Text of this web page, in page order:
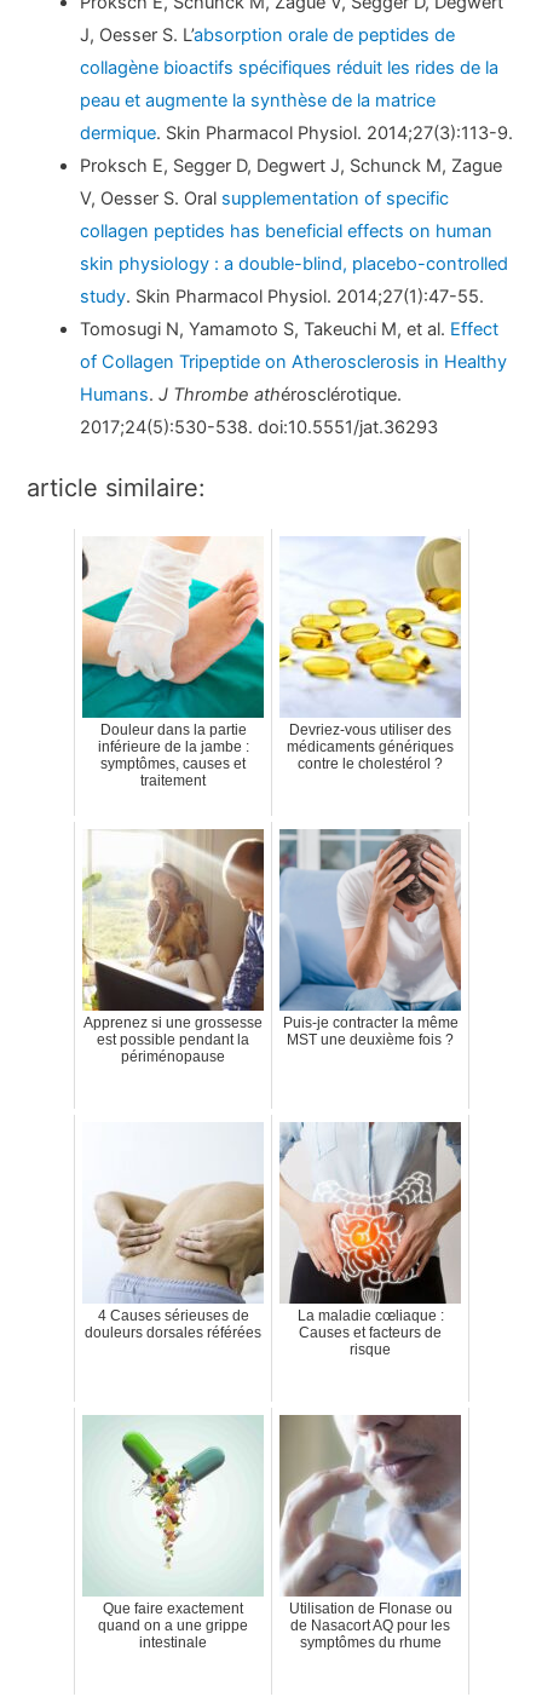
J, Oesser S. L’absorption orale de peptides de
collagène bioactifs spécifiques réduit les rides de la
peau et augmente la synthèse de la matrice
dermique. Skin Pharmacol Physiol. 2014;27(3):113-9.
Proksch E, Segger D, Degwert J, Schunck M, Zague
V, Oesser S. Oral supplementation of specific
collagen peptides has beneficial effects on human
skin physiology : a double-blind, placebo-controlled
study. Skin Pharmacol Physiol. 2014;27(1):47-55.
Tomosugi N, Yamamoto S, Takeuchi M, et al. Effect
of Collagen Tripeptide on Atherosclerosis in Healthy
Humans.J Thrombe athérosclérotique.
2017;24(5):530-538. doi:10.5551/jat.36293
article similaire:
Douleur dans la partie
inférieure de la jambe :
symptômes, causes et
traitement
Devriez-vous utiliser des
médicaments génériques
contre le cholestérol ?
Apprenez si une grossesse
est possible pendant la
périménopause
Puis-je contracter la même
MST une deuxième fois ?
4 Causes sérieuses de
douleurs dorsales référées
La maladie cœliaque :
Causes et facteurs de
risque
Que faire exactement
quand on a une grippe
intestinale
Utilisation de Flonase ou
de Nasacort AQ pour les
symptômes du rhume